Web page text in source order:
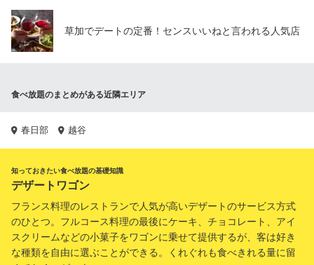
草加でデートの定番！センスいいねと言われる人気店
食べ放題のまとめがある近隣エリア
春日部 越谷
知っておきたい食べ放題の基礎知識
デザートワゴン
フランス料理のレストランで人気が高いデザートのサービス方式
のひとつ。フルコース料理の最後にケーキ、チョコレート、アイ
スクリームなどの小菓子をワゴンに乗せて提供するが、客は好き
な種類を自由に選ぶことができる。くれぐれも食べきれる量に留